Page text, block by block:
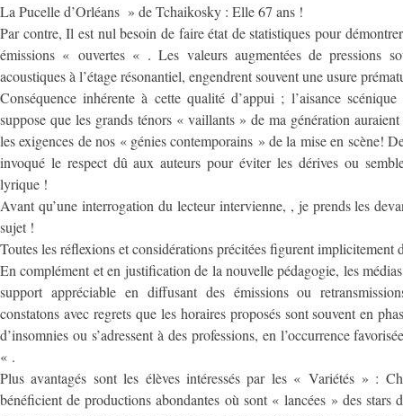
La Pucelle d’Orléans » de Tchaikosky : Elle 67 ans !
Par contre, Il est nul besoin de faire état de statistiques pour
émissions « ouvertes « . Les valeurs augmentées de pressions
acoustiques à l’étage résonantiel, engendrent souvent une usure
Conséquence inhérente à cette qualité d’appui ; l’aisance
suppose que les grands ténors « vaillants » de ma génération
les exigences de nos « génies contemporains » de la mise en scène!
invoqué le respect dû aux auteurs pour éviter les dérives ou
lyrique !
Avant qu’une interrogation du lecteur intervienne, , je prends les
sujet !
Toutes les réflexions et considérations précitées figurent implicitement
En complément et en justification de la nouvelle pédagogie, les
support appréciable en diffusant des émissions ou
constatons avec regrets que les horaires proposés sont souvent en
d’insomnies ou s’adressent à des professions, en l’occurrence
« .
Plus avantagés sont les élèves intéressés par les « Variétés » :
bénéficient de productions abondantes où sont « lancées » des stars